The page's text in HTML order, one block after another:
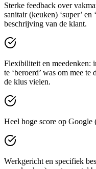
Sterke feedback over
sanitair (keuken) ‘super’ en
beschrijving van de klant.
Flexibiliteit en meedenken:
te ‘beroerd’ was om mee
de klus vielen.
Heel hoge score op Google
Werkgericht en specifiek